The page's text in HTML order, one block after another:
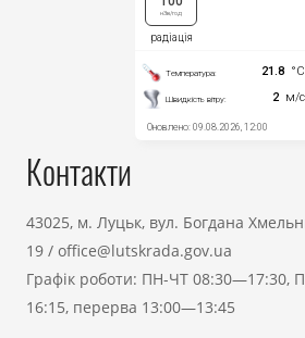
Контакти
43025, м. Луцьк, вул. Богдана
19 / office@lutskrada.gov.ua
Графік роботи: ПН-ЧТ 08:30—17:30,
16:15, перерва 13:00—13:45